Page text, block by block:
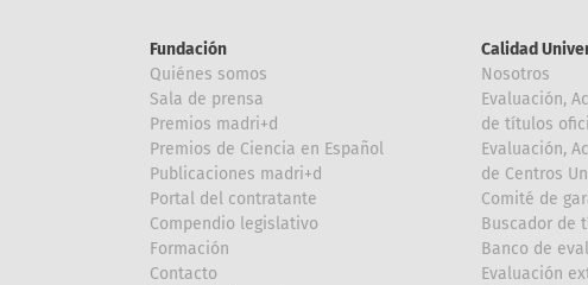
Fundación
Quiénes somos
Sala de prensa
Premios madri+d
Premios de Ciencia en Español
Publicaciones madri+d
Portal del contratante
Compendio legislativo
Formación
Contacto
Calidad
Nosotros
Evaluación,
de títulos
Evaluación,
de Centros
Comité de
Buscador de
Banco de
Evaluación